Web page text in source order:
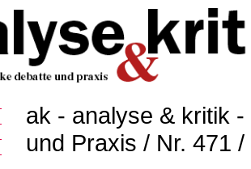
ak - analyse & kritik
und Praxis / Nr. 471